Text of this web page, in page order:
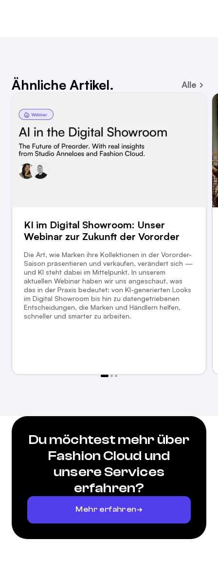
Ähnliche Artikel. Alle
KI im Digital Showroom: Unser
Webinar zur Zukunft der Vororder
Die Art, wie Marken ihre Kollektionen in der Vororder-
Saison präsentieren und verkaufen, verändert sich —
und KI steht dabei im Mittelpunkt. In unserem
aktuellen Webinar haben wir uns angeschaut, was
das in der Praxis bedeutet: von KI-generierten Looks
im Digital Showroom bis hin zu datengetriebenen
Entscheidungen, die Marken und Händlern helfen,
schneller und smarter zu arbeiten.
Du möchtest mehr über
Fashion Cloud und
unsere Services
erfahren?
Mehr erfahren